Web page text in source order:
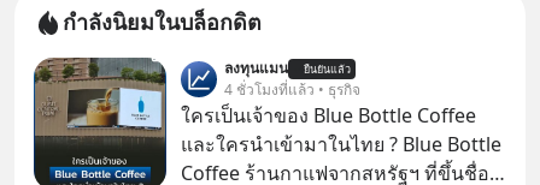
กำลังนิยมในบล็อกดิต
ลงทุนแมน ยืนยันแล้ว
4 ชั่วโมงที่แล้ว • ธุรกิจ
ใครเป็นเจ้าของ Blue Bottle Coffee
และใครนำเข้ามาในไทย ? Blue Bottle
Coffee ร้านกาแฟจากสหรัฐฯ ที่ขึ้นชื่อ